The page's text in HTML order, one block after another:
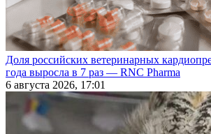
Доля российских ветеринарных
года выросла в 7 раз — RNC Pharma
6 августа 2026, 17:01